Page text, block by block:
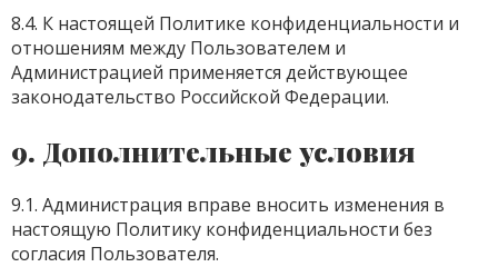
8.4. К настоящей Политике конфиденциальности и
отношениям между Пользователем и
Администрацией применяется действующее
законодательство Российской Федерации.
9. Дополнительные условия
9.1. Администрация вправе вносить изменения в
настоящую Политику конфиденциальности без
согласия Пользователя.